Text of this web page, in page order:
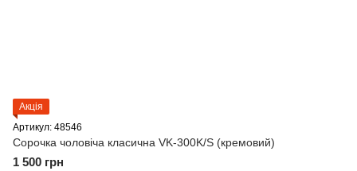
Акція
Артикул: 48546
Сорочка чоловіча класична VK-300K/S (кремовий)
1 500 грн